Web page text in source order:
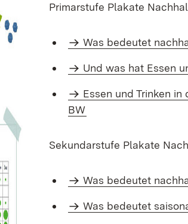
Primarstufe Plakate
Was bedeutet
Und was hat Essen
Essen und Trin­ken
BW
Sekundarstufe Plakate
Was bedeutet
Was be­deu­tet